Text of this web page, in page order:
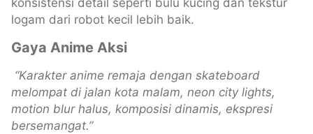
konsistensi detail seperti bulu kucing dan tekstur
logam dari robot kecil lebih baik.
Gaya Anime Aksi
“Karakter anime remaja dengan skateboard
melompat di jalan kota malam, neon city lights,
motion blur halus, komposisi dinamis, ekspresi
bersemangat.”